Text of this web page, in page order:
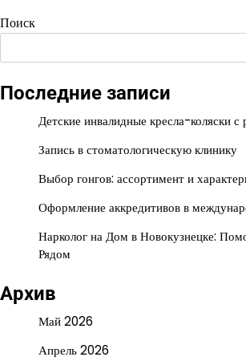
Поиск
Последние записи
Детские инвалидные кресла-коляски
Запись в стоматологическую клинику
Выбор гонгов: ассортимент и
Оформление аккредитивов в
Нарколог на Дом в Новокузнецке:
Рядом
Архив
Май 2026
Апрель 2026